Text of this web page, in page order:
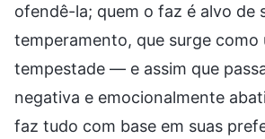
ofendê-la; quem o faz é alvo de
temperamento, que surge como
tempestade — e assim que
negativa e emocionalmente
faz tudo com base em suas